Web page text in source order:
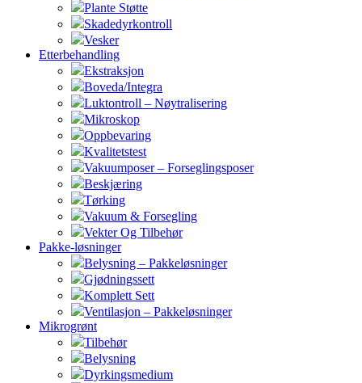
Plante Støtte
Skadedyrkontroll
Vesker
Etterbehandling
Ekstraksjon
Boveda/Integra
Luktontroll – Nøytralisering
Mikroskop
Oppbevaring
Kvalitetstest
Vakuumposer – Forseglingsposer
Beskjæring
Tørking
Vakuum & Forsegling
Vekter Og Tilbehør
Pakke-løsninger
Belysning – Pakkeløsninger
Gjødningssett
Komplett Sett
Ventilasjon – Pakkeløsninger
Mikrogrønt
Tilbehør
Belysning
Dyrkingsmedium